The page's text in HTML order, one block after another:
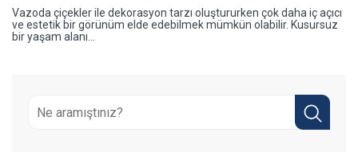
Vazoda çiçekler ile dekorasyon tarzı oluştururken çok daha iç açıcı
ve estetik bir görünüm elde edebilmek mümkün olabilir. Kusursuz
bir yaşam alanı...